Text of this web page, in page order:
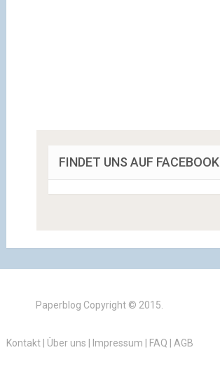
FINDET UNS AUF FACEBOOK
Paperblog Copyright © 2015.
Kontakt| Über uns Impressum FAQ AGB